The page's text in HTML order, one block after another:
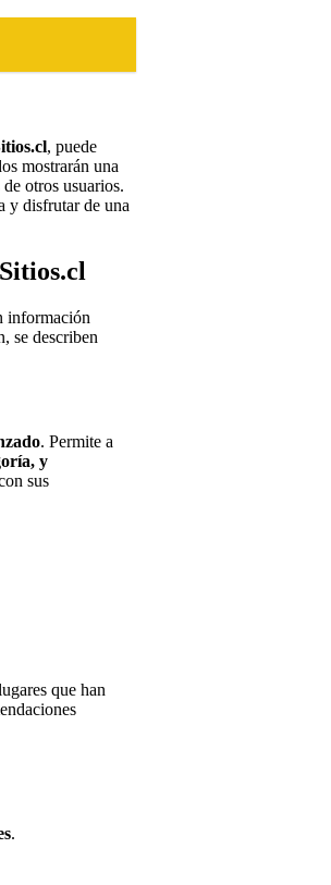
, puede
mostrarán una
otros usuarios.
y disfrutar de una
información
se describen
. Permite a
y
sus
que han
.